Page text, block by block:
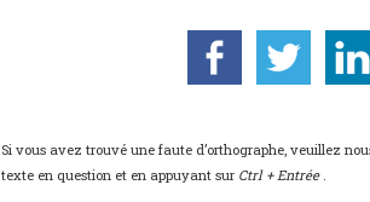
Si vous avez trouvé une faute d’orthographe, veuillez
texte en question et en appuyant sur Ctrl + Entrée.